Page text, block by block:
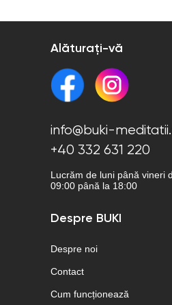
Alăturați-vă
info@buki-
+40 332 631 220
Lucrăm de luni până vineri
09:00 până la 18:00
Despre BUKI
Despre noi
Contact
Cum funcționează